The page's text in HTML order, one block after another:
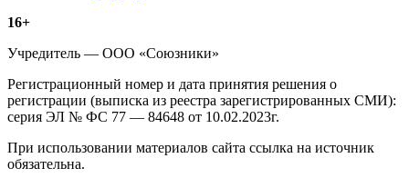
Информация
о
издании
16+
Учредитель — ООО «Союзники»
Регистрационный номер и дата принятия решения о
регистрации (выписка из реестра зарегистрированных СМИ):
серия ЭЛ № ФС 77 — 84648 от 10.02.2023г.
При использовании материалов сайта ссылка на источник
обязательна.